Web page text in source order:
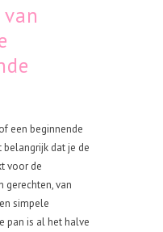
een beginnende
belangrijk dat je de
voor de
gerechten, van
simpele
pan is al het halve